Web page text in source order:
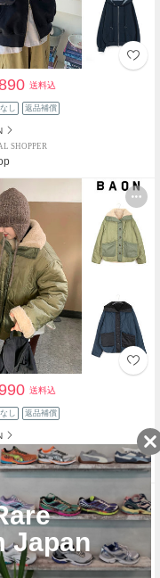
送料込
し 返品補償
SHOPPER
送料込
し 返品補償
SHOPPER